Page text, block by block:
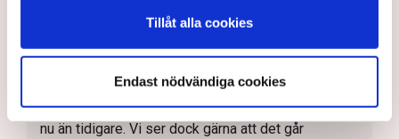
Tillåt alla cookies
Endast nödvändiga cookies
Johan Gustafsson, regionchef för Svenskt
Näringsliv i Östergötland håller med.
– Kommunen har höjt ambitionerna och gör mer rätt
nu än tidigare. Vi ser dock gärna att det går